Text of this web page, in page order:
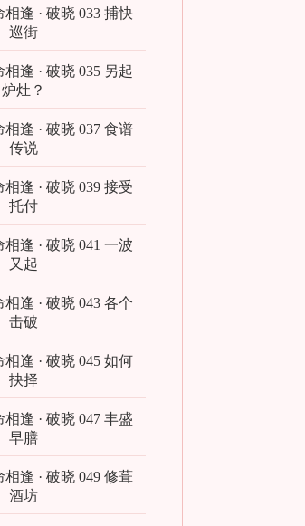
逢 · 破晓 033 捕快
巡街
逢 · 破晓 035 另起
炉灶？
逢 · 破晓 037 食谱
传说
逢 · 破晓 039 接受
托付
逢 · 破晓 041 一波
又起
逢 · 破晓 043 各个
击破
逢 · 破晓 045 如何
抉择
逢 · 破晓 047 丰盛
早膳
逢 · 破晓 049 修葺
酒坊